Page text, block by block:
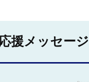
援メッセージ